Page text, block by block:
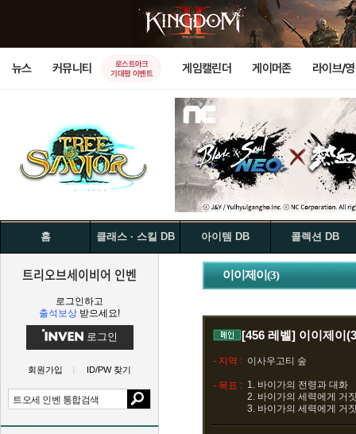
뉴스 커뮤니티
로스트아크
기대평 이벤트
게임캘린더 게이머존 라이브/
홈 클래스 · 스킬 DB 아이템 DB 콜렉션 DB
트리오브세이비어 인벤
로그인하고
출석보상 받으세요!
로그인
회원가입 ID/PW 찾기
이이제이(3)
[456 레벨] 이이제이
- 지역 : 이사우고티 숲
- 목표 : 1. 바이가의 전령과 대화
2. 바이가의 세력에게 거
3. 바이가의 세력에게 거